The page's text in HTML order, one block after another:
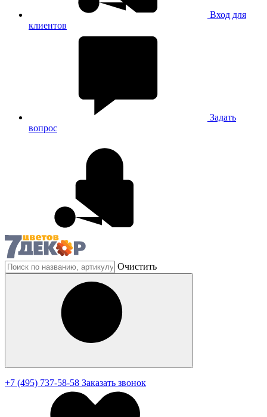
Вход для
клиентов
Задать
вопрос
Очистить
+7 (495) 737-58-58 Заказать звонок